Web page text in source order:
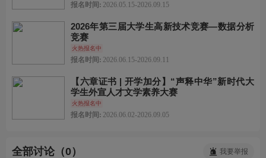
报名时间: 2026.05.15-2026.09.15
2026年第三届大学生高新技术竞赛—数据分析
竞赛
火热报名中
报名时间: 2026.06.15-2026.09.11
【六章证书 | 开学加分】“声释中华”新时代大
学生外宣人才文学素养大赛
火热报名中
报名时间: 2026.06.02-2026.09.05
全部讨论（0） 我要举报